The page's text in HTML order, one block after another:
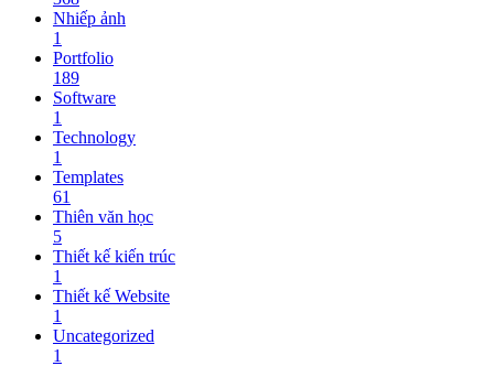
Nhiếp ảnh
1
Portfolio
189
Software
1
Technology
1
Templates
61
Thiên văn học
5
Thiết kế kiến trúc
1
Thiết kế Website
1
Uncategorized
1